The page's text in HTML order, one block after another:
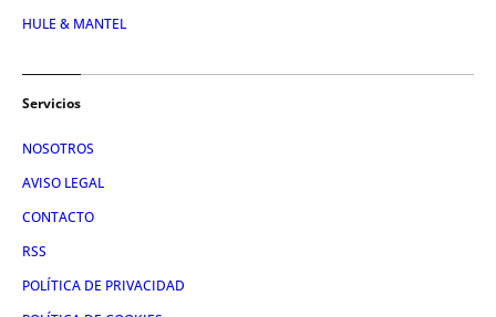
HULE & MANTEL
Servicios
NOSOTROS
AVISO LEGAL
CONTACTO
RSS
POLÍTICA DE PRIVACIDAD